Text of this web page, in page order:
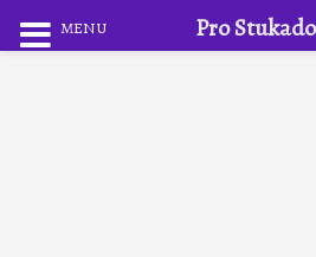
MENU Pro